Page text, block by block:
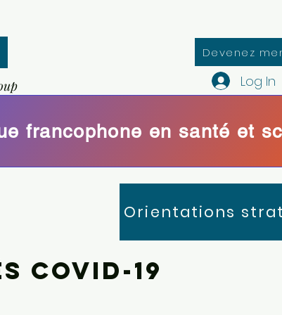
Devenez
Log In
Orientations
covid-19